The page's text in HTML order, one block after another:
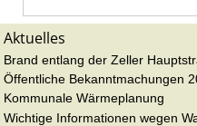
Aktuelles
Brand entlang der Zeller
Öffentliche Bekanntmachungen
Kommunale Wärmeplanung
Wichtige Informationen wegen